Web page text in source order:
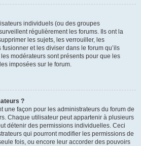
individuels (ou des groupes
régulièrement les forums. Ils ont la
les sujets, les verrouiller, les
et les diviser dans le forum qu’ils
modérateurs sont présents pour que les
imposées sur le forum.
?
une façon pour les administrateurs du forum de
Chaque utilisateur peut appartenir à plusieurs
détenir des permissions individuelles. Ceci
qui pourront modifier les permissions de
fois, ou encore leur accorder des pouvoirs